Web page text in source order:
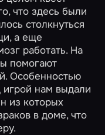
что здесь были
столкнуться
а еще
работать. На
помогают
Особенностью
игрой нам выдали
из которых
в доме, что